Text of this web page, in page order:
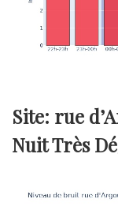
Site: rue
Nuit Très